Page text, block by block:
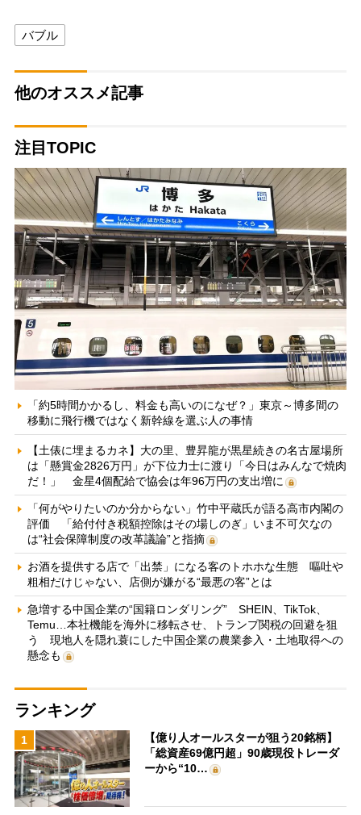
バブル
他のオススメ記事
注目TOPIC
「約5時間かかるし、料金も高いのになぜ？」東京～博多間の
移動に飛行機ではなく新幹線を選ぶ人の事情
【土俵に埋まるカネ】大の里、豊昇龍が黒星続きの名古屋場所
は「懸賞金2826万円」が下位力士に渡り「今日はみんなで焼肉
だ！」 金星4個配給で協会は年96万円の支出増に
「何がやりたいのか分からない」竹中平蔵氏が語る高市内閣の
評価 「給付付き税額控除はその場しのぎ」いま不可欠なの
は“社会保障制度の改革議論”と指摘
お酒を提供する店で「出禁」になる客のトホホな生態 嘔吐や
粗相だけじゃない、店側が嫌がる“最悪の客”とは
急増する中国企業の“国籍ロンダリング” SHEIN、TikTok、
Temu…本社機能を海外に移転させ、トランプ関税の回避を狙
う 現地人を隠れ蓑にした中国企業の農業参入・土地取得への
懸念も
ランキング
1
【億り人オールスターが狙う20銘柄】
「総資産69億円超」90歳現役トレーダ
ーから“10…